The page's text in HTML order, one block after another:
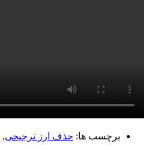
برچسب ها: حذف ارز ترجیحی,